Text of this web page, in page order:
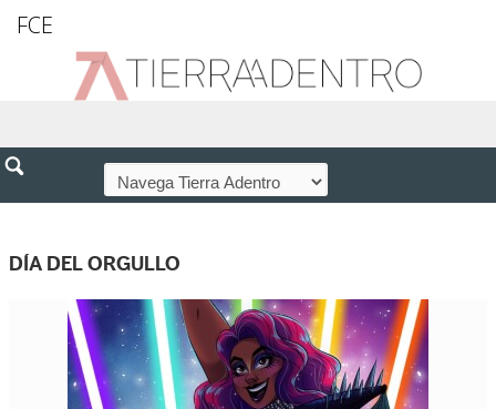
FCE
DÍA DEL ORGULLO